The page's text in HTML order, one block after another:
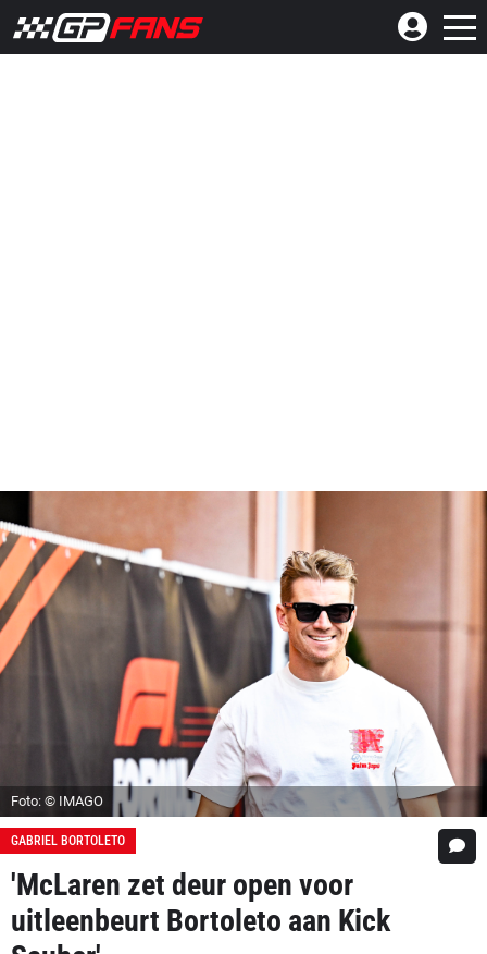
Foto: © IMAGO
GABRIEL BORTOLETO
'McLaren zet deur open voor
uitleenbeurt Bortoleto aan Kick